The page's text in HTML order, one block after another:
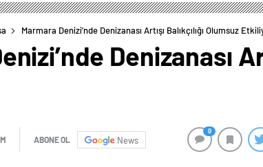
Marmara Denizi’nde Denizanası Artışı Balıkçılığı Olumsuz
Denizanası
ABONE OL News
0